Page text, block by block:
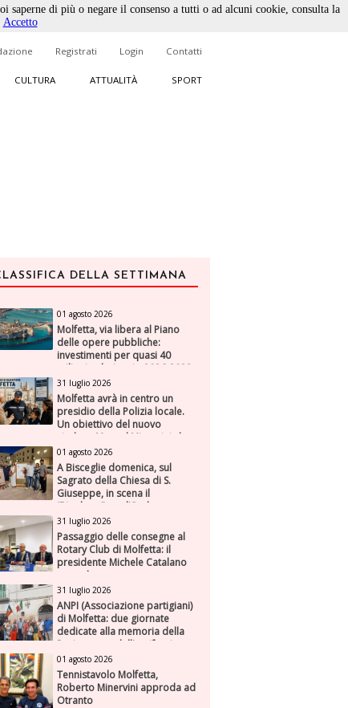
Registrati Login Contatti
CULTURA ATTUALITÀ SPORT
DELLA SETTIMANA
01 agosto 2026
Molfetta, via libera al Piano
delle opere pubbliche:
investimenti per quasi 40
milioni nel triennio 2026-2028
31 luglio 2026
Molfetta avrà in centro un
presidio della Polizia locale.
Un obiettivo del nuovo
sindaco Manuel Minervini che
diviene realtà, con la speranza
di maggiore efficienza e
presenza sul territorio
01 agosto 2026
A Bisceglie domenica, sul
Sagrato della Chiesa di S.
Giuseppe, in scena il
“Rigoletto” con l’Orchestra
Sinfonica Federiciana
31 luglio 2026
Passaggio delle consegne al
Rotary Club di Molfetta: il
presidente Michele Catalano
succede a se stesso
31 luglio 2026
ANPI (Associazione partigiani)
di Molfetta: due giornate
dedicate alla memoria della
Resistenza e dell'antifascismo
01 agosto 2026
Tennistavolo Molfetta,
Roberto Minervini approda ad
Otranto
di più o negare il consenso a tutti o ad alcuni cookie, consulta la
Accetto